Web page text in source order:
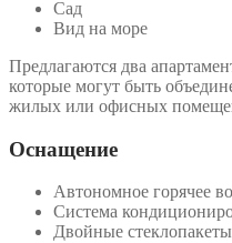
Сад
Вид на море
Предлагаются два
которые могут быть
жилых или офисных
Оснащение
Автономное горячее
Система
Двойные стеклопакеты